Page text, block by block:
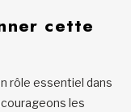
cette
rôle essentiel dans
les